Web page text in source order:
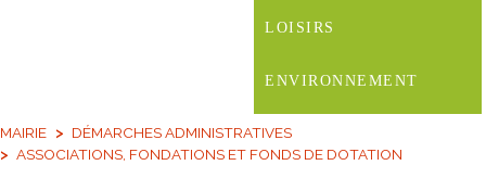
LOISIRS
ENVIRONNEMENT
MAIRIE
DÉMARCHES ADMINISTRATIVES
ASSOCIATIONS, FONDATIONS ET FONDS DE DOTATION